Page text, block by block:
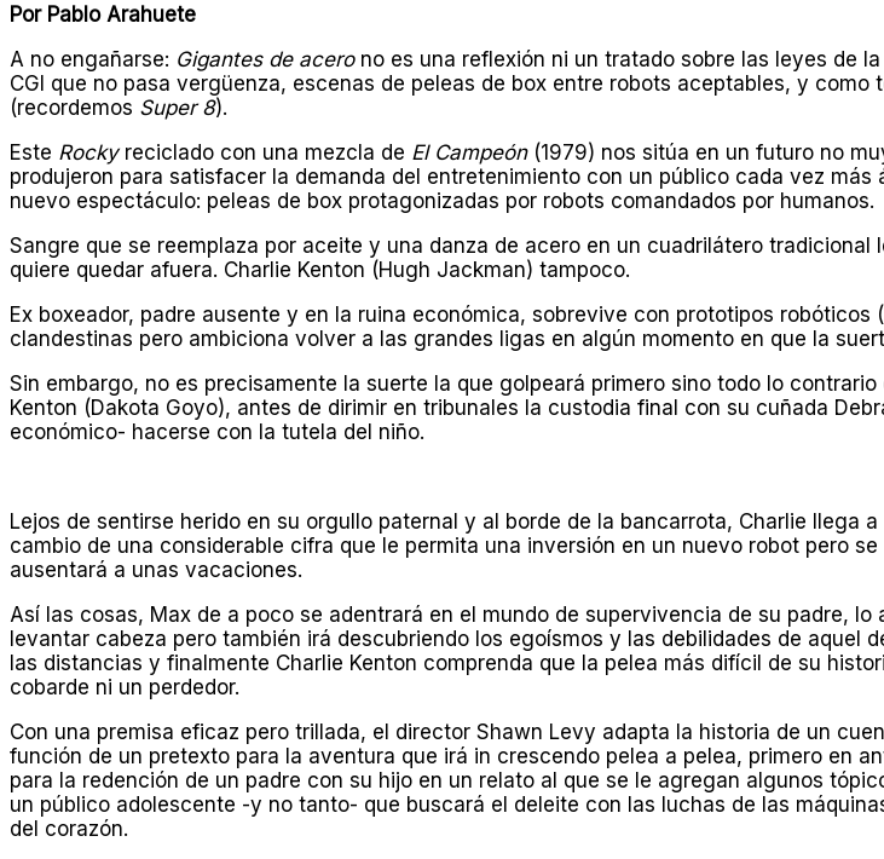
Por Pablo Arahuete
A no engañarse: Gigantes de acerono es una reflexión ni un tratado sobre las leyes de
CGI que no pasa vergüenza, escenas de peleas de box entre robots aceptables, y
(recordemos Super 8).
Este Rockyreciclado con una mezcla de El Campeón(1979) nos sitúa en un futuro no
produjeron para satisfacer la demanda del entretenimiento con un público cada vez
nuevo espectáculo: peleas de box protagonizadas por robots comandados por humanos.
Sangre que se reemplaza por aceite y una danza de acero en un cuadrilátero
quiere quedar afuera. Charlie Kenton (Hugh Jackman) tampoco.
Ex boxeador, padre ausente y en la ruina económica, sobrevive con prototipos
clandestinas pero ambiciona volver a las grandes ligas en algún momento en que la
Sin embargo, no es precisamente la suerte la que golpeará primero sino todo lo
Kenton (Dakota Goyo), antes de dirimir en tribunales la custodia final con su cuñada
económico- hacerse con la tutela del niño.
Lejos de sentirse herido en su orgullo paternal y al borde de la bancarrota, Charlie llega
cambio de una considerable cifra que le permita una inversión en un nuevo robot pero
ausentará a unas vacaciones.
Así las cosas, Max de a poco se adentrará en el mundo de supervivencia de su padre,
levantar cabeza pero también irá descubriendo los egoísmos y las debilidades de aquel
las distancias y finalmente Charlie Kenton comprenda que la pelea más difícil de su
cobarde ni un perdedor.
Con una premisa eficaz pero trillada, el director Shawn Levy adapta la historia de un
función de un pretexto para la aventura que irá in crescendo pelea a pelea, primero en
para la redención de un padre con su hijo en un relato al que se le agregan algunos
un público adolescente -y no tanto- que buscará el deleite con las luchas de las
del corazón.